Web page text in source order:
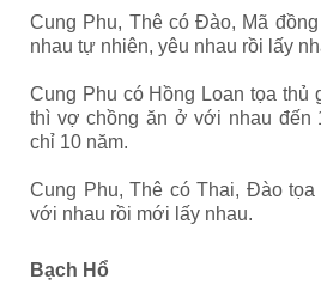
Cung Phu, Thê có Đào, Mã
nhau tự nhiên, yêu nhau rồi lấy
Cung Phu có Hồng Loan tọa thủ
thì vợ chồng ăn ở với nhau đến
chỉ 10 năm.
Cung Phu, Thê có Thai, Đào
với nhau rồi mới lấy nhau.
Bạch Hổ